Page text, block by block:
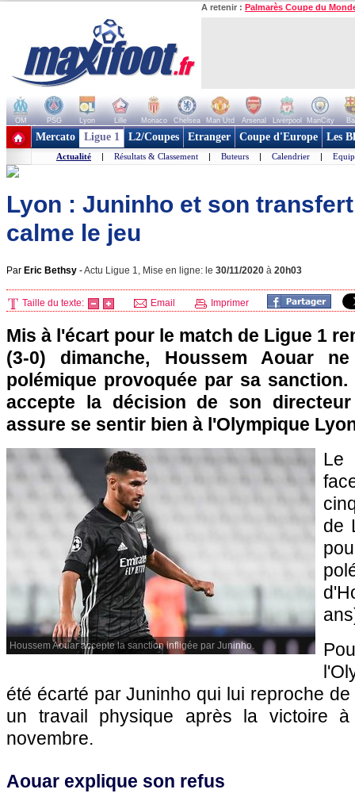
A retenir : Palmarès Coupe du
OM PSG Lyon Lille Monaco Chelsea Man Utd Arsenal Liverpool ManCity
+ de clubs
Mercato Ligue 1 L2/Coupes Etranger Coupe d'Europe Les
Actualité | Résultats & Classement | Buteurs | Calendrier |
Lyon : Juninho et son
calme le jeu
Par Eric Bethsy -Actu Ligue 1, Mise en ligne: le 30/11/2020 à 20h03
Taille du texte: Email Imprimer
Mis à l'écart pour le match de Ligue 1
(3-0) dimanche, Houssem Aouar
polémique provoquée par sa
accepte la décision de son
assure se sentir bien à l'Olympique
Houssem Aouar accepte la sanction infligée par Juninho.
Le
de
été écarté par Juninho qui lui reproche
un travail physique après la victoire
novembre.
Aouar explique son refus